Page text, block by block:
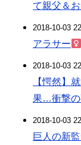
て親父＆
2018-10-03
アラサー
2018-10-03
【愕然】
果…衝撃
2018-10-03
巨人の新